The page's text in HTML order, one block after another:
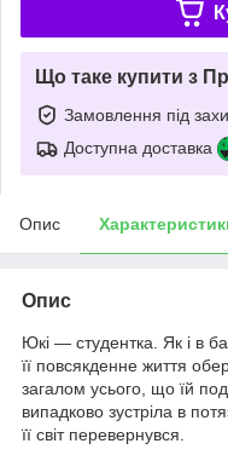
Що таке купити з
Замовлення під
Доступна доставка
Опис
Опис
Юкі — студентка. Як і в
її повсякденне життя
загалом усього, що їй
випадково зустріла в
її світ перевернувся.